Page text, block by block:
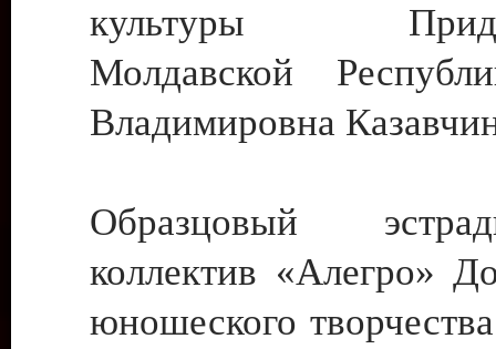
культуры
Молдавской
Владимировна
Образцовый
коллектив «Алегро»
юношеского